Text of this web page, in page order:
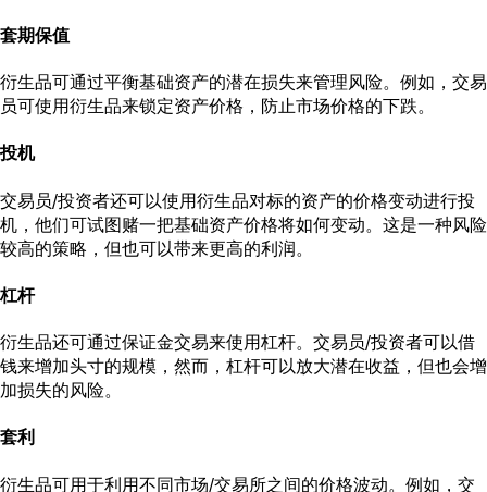
套期保值
衍生品可通过平衡基础资产的潜在损失来管理风险。例如，交易
员可使用衍生品来锁定资产价格，防止市场价格的下跌。
投机
交易员/投资者还可以使用衍生品对标的资产的价格变动进行投
机，他们可试图赌一把基础资产价格将如何变动。这是一种风险
较高的策略，但也可以带来更高的利润。
杠杆
衍生品还可通过保证金交易来使用杠杆。交易员/投资者可以借
钱来增加头寸的规模，然而，杠杆可以放大潜在收益，但也会增
加损失的风险。
套利
衍生品可用于利用不同市场/交易所之间的价格波动。例如，交